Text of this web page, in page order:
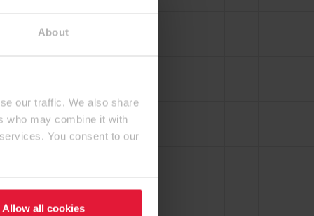
About
our traffic. We also share
who may combine it with
You consent to our
Allow all cookies